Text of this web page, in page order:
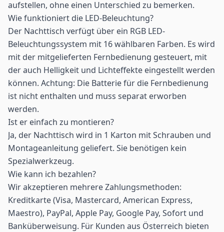
aufstellen, ohne einen Unterschied zu bemerken.
Wie funktioniert die LED-Beleuchtung?
Der Nachttisch verfügt über ein RGB LED-
Beleuchtungssystem mit 16 wählbaren Farben. Es wird
mit der mitgelieferten Fernbedienung gesteuert, mit
der auch Helligkeit und Lichteffekte eingestellt werden
können. Achtung: Die Batterie für die Fernbedienung
ist nicht enthalten und muss separat erworben
werden.
Ist er einfach zu montieren?
Ja, der Nachttisch wird in 1 Karton mit Schrauben und
Montageanleitung geliefert. Sie benötigen kein
Spezialwerkzeug.
Wie kann ich bezahlen?
Wir akzeptieren mehrere Zahlungsmethoden:
Kreditkarte (Visa, Mastercard, American Express,
Maestro), PayPal, Apple Pay, Google Pay, Sofort und
Banküberweisung. Für Kunden aus Österreich bieten